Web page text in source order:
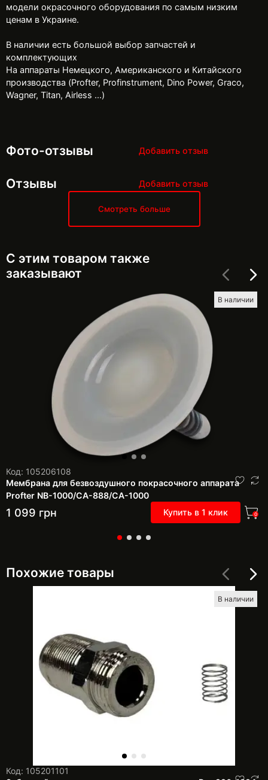
модели окрасочного оборудования по самым низким
ценам в Украине.
В наличии есть большой выбор запчастей и
комплектующих
На аппараты Немецкого, Американского и Китайского
производства (Profter, Profinstrument, Dino Power, Graco,
Wagner, Titan, Airless ...)
Фото-отзывы Добавить отзыв
Отзывы Добавить отзыв
Смотреть больше
С этим товаром также
заказывают
В наличии
Код: 105206108
Мембрана для безвоздушного покрасочного аппарата
Profter NB-1000/CA-888/CA-1000
1 099 грн Купить в 1 клик 0
Похожие товары
В наличии
Код: 105201101